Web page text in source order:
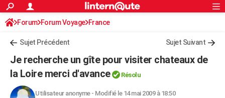
ACTUALITÉS
Politique
Société
Faits Divers
Education
Monde
Villes
+
Programme TV
TNTStreaming
Cinéma
Sorties cinéma
Musique
+FINANCE
Retraite
Impôts
Epargne
Immobilier
Risques naturels par ville
Banque
Assurance
Crédit
AUTO
S'inscrire
Connexion
Forum Forum Voyage France
Sujet Précédent Sujet Suivant
Je recherche un gîte pour visiter chateaux de
la Loire merci d'avance
Résolu
Utilisateur anonyme- Modifié le 14 mai 2009 à 18:50